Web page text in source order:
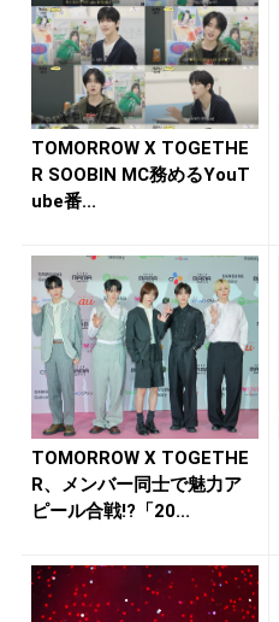
TOMORROW X TOGETHE
R SOOBIN MC務めるYouT
ube番...
TOMORROW X TOGETHE
R、メンバー同士で魅力ア
ピール合戦!?「20...